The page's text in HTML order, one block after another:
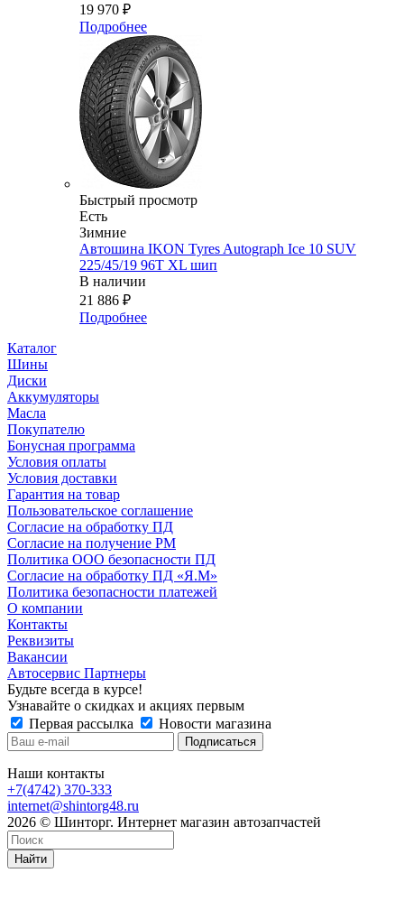
19 970 ₽
Подробнее
Быстрый просмотр
Есть
Зимние
Автошина IKON Tyres Autograph Ice 10 SUV
225/45/19 96T XL шип
В наличии
21 886 ₽
Подробнее
Каталог
Шины
Диски
Аккумуляторы
Масла
Покупателю
Бонусная программа
Условия оплаты
Условия доставки
Гарантия на товар
Пользовательское соглашение
Согласие на обработку ПД
Согласие на получение РМ
Политика ООО безопасности ПД
Согласие на обработку ПД «Я.М»
Политика безопасности платежей
О компании
Контакты
Реквизиты
Вакансии
Автосервис Партнеры
Будьте всегда в курсе!
Узнавайте о скидках и акциях первым
Первая рассылка
Новости магазина
Наши контакты
+7(4742) 370-333
internet@shintorg48.ru
2026 © Шинторг. Интернет магазин автозапчастей
Найти